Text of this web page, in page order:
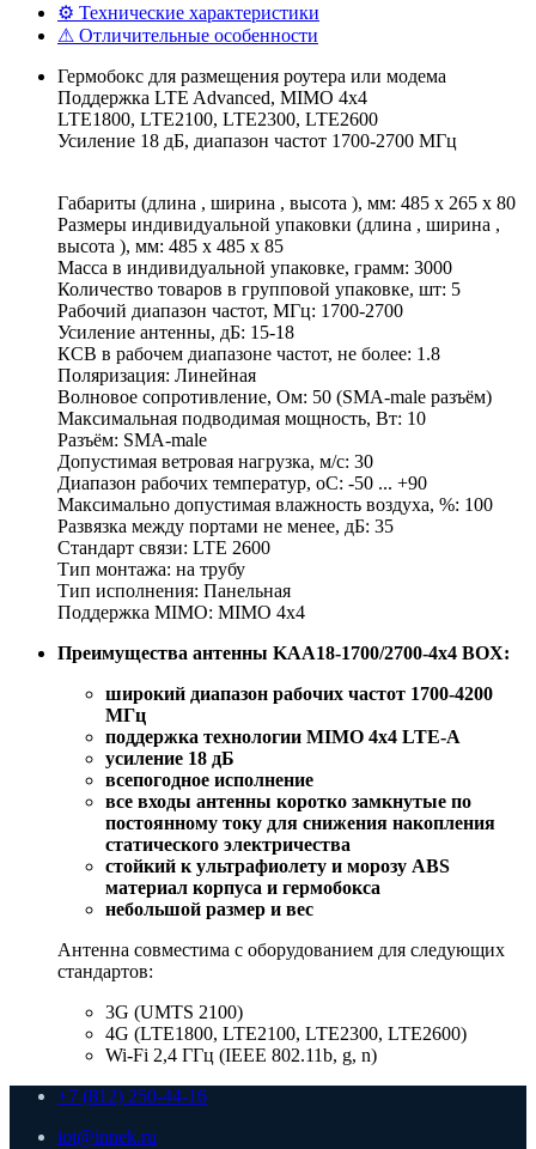
⚙ Технические характеристики
⚠ Отличительные особенности
Гермобокс для размещения роутера или модема
Поддержка LTE Advanced, MIMO 4x4
LTE1800, LTE2100, LTE2300, LTE2600
Усиление 18 дБ, диапазон частот 1700-2700 МГц
Габариты (длина , ширина , высота ), мм: 485 x 265 x 80
Размеры индивидуальной упаковки (длина , ширина ,
высота ), мм: 485 x 485 x 85
Масса в индивидуальной упаковке, грамм: 3000
Количество товаров в групповой упаковке, шт: 5
Рабочий диапазон частот, МГц: 1700-2700
Усиление антенны, дБ: 15-18
КСВ в рабочем диапазоне частот, не более: 1.8
Поляризация: Линейная
Волновое сопротивление, Ом: 50 (SMA-male разъём)
Максимальная подводимая мощность, Вт: 10
Разъём: SMA-male
Допустимая ветровая нагрузка, м/с: 30
Диапазон рабочих температур, оС: -50 ... +90
Максимально допустимая влажность воздуха, %: 100
Развязка между портами не менее, дБ: 35
Стандарт связи: LTE 2600
Тип монтажа: на трубу
Тип исполнения: Панельная
Поддержка MIMO: MIMO 4x4
Преимущества антенны KAA18-1700/2700-4x4 BOX:
широкий диапазон рабочих частот 1700-4200
МГц
поддержка технологии MIMO 4х4 LTE-A
усиление 18 дБ
всепогодное исполнение
все входы антенны коротко замкнутые по
постоянному току для снижения накопления
статического электричества
стойкий к ультрафиолету и морозу ABS
материал корпуса и гермобокса
небольшой размер и вес
Антенна совместима с оборудованием для следующих
стандартов:
3G (UMTS 2100)
4G (LTE1800, LTE2100, LTE2300, LTE2600)
Wi-Fi 2,4 ГГц (IEEE 802.11b, g, n)
+7 (812) 250-44-16
iot@innek.ru